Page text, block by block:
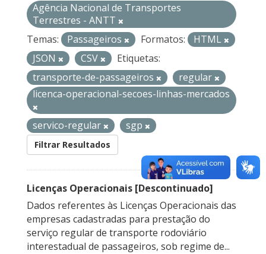
Agência Nacional de Transportes
Terrestres - ANTT
Temas:
Passageiros Formatos:
HTML
JSON
CSV
Etiquetas:
transporte-de-passageiros
regular
licenca-operacional-secoes-linhas-mercados
servico-regular sgp
Filtrar Resultados
Licenças Operacionais [Descontinuado]
Dados referentes às Licenças Operacionais das
empresas cadastradas para prestação do
serviço regular de transporte rodoviário
interestadual de passageiros, sob regime de...